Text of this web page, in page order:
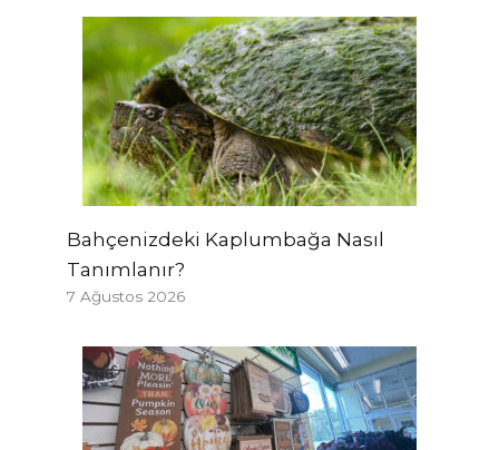
Bahçenizdeki Kaplumbağa Nasıl
Tanımlanır?
7 Ağustos 2026